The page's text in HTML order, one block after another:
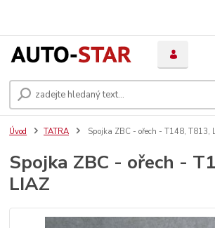
Úvod TATRA Spojka ZBC - ořech - T148, T813,
Spojka ZBC - ořech -
LIAZ